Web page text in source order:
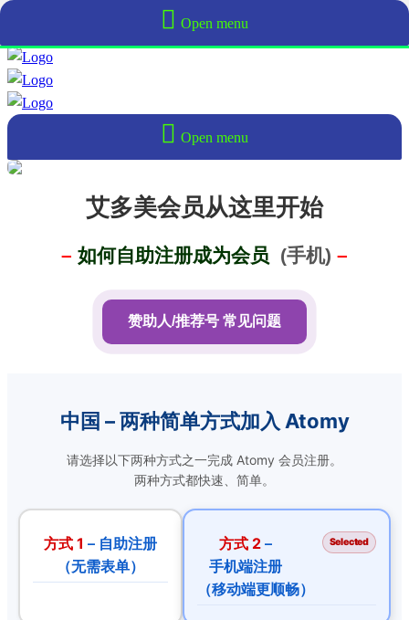
Open menu
Open menu
艾多美会员从这里开始
– 如何自助注册成为会员 (手机) –
赞助人/推荐号 常见问题
中国 – 两种简单方式加入 Atomy
请选择以下两种方式之一完成 Atomy 会员注册。
两种方式都快速、简单。
方式 1 – 自助注册
（无需表单）
方式 2 –
手机端注册
（移动端更顺畅）
Selected